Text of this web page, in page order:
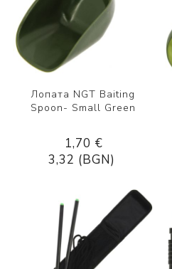
Лопата NGT Baiting
Spoon- Small Green
1,70 €
3,32 (BGN)